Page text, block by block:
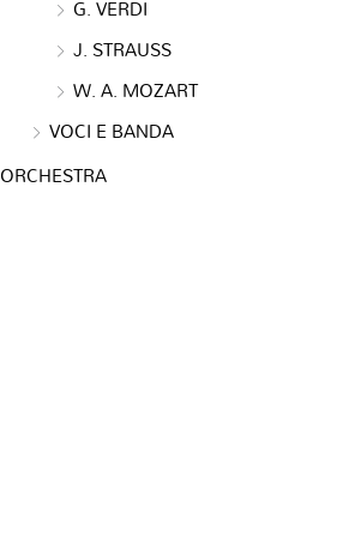
G. VERDI
J. STRAUSS
W. A. MOZART
VOCI E BANDA
ORCHESTRA